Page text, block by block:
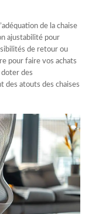
de la chaise
ajustabilité pour
de retour ou
pour faire vos achats
des
des atouts des chaises